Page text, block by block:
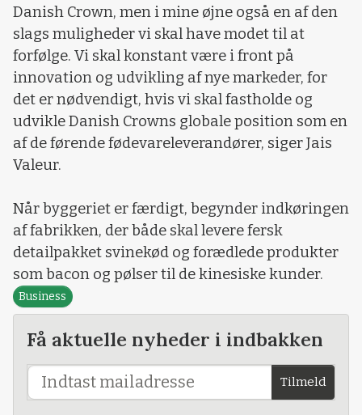
Danish Crown, men i mine øjne også en af den
slags muligheder vi skal have modet til at
forfølge. Vi skal konstant være i front på
innovation og udvikling af nye markeder, for
det er nødvendigt, hvis vi skal fastholde og
udvikle Danish Crowns globale position som en
af de førende fødevareleverandører, siger Jais
Valeur.
Når byggeriet er færdigt, begynder indkøringen
af fabrikken, der både skal levere fersk
detailpakket svinekød og forædlede produkter
som bacon og pølser til de kinesiske kunder.
Business
Få aktuelle nyheder i indbakken
Tilmeld